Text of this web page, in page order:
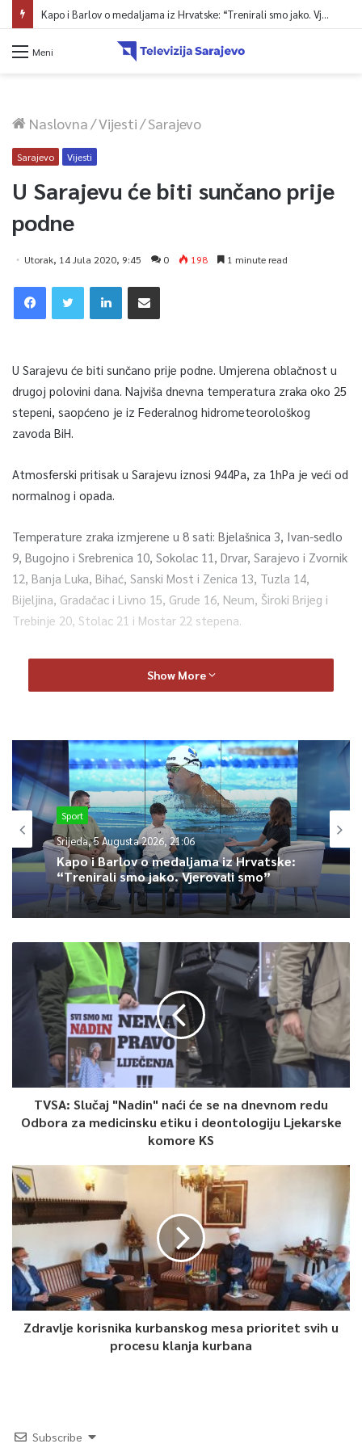
Kapo i Barlov o medaljama iz Hrvatske: “Trenirali smo jako. Vjerovali smo”
Meni
Naslovna/Vijesti/Sarajevo
Sarajevo Vijesti
U Sarajevu će biti sunčano prije
podne
Utorak, 14 Jula 2020, 9:45 0 198 1 minute read
U Sarajevu će biti sunčano prije podne. Umjerena oblačnost u
drugoj polovini dana. Najviša dnevna temperatura zraka oko 25
stepeni, saopćeno je iz Federalnog hidrometeorološkog
zavoda BiH.
Atmosferski pritisak u Sarajevu iznosi 944Pa, za 1hPa je veći od
normalnog i opada.
Temperature zraka izmjerene u 8 sati: Bjelašnica 3, Ivan-sedlo
9, Bugojno i Srebrenica 10, Sokolac 11, Drvar, Sarajevo i Zvornik
12, Banja Luka, Bihać, Sanski Most i Zenica 13, Tuzla 14,
Bijeljina, Gradačac i Livno 15, Grude 16, Neum, Široki Brijeg i
Trebinje 20, Stolac 21 i Mostar 22 stepena.
U BiH je danas prijepodne sunčano. U drugoj polovini dana
umjereno povećanje oblačnosti. Vjetar slab do umjerene jačine
30 stepeni.
0
Article Rating
Show More
Sport
Srijeda, 5 Augusta 2026, 21:06
Kapo i Barlov o medaljama iz Hrvatske:
“Trenirali smo jako. Vjerovali smo”
TVSA: Slučaj "Nadin" naći će se na dnevnom redu
Odbora za medicinsku etiku i deontologiju Ljekarske
komore KS
Zdravlje korisnika kurbanskog mesa prioritet svih u
procesu klanja kurbana
Subscribe